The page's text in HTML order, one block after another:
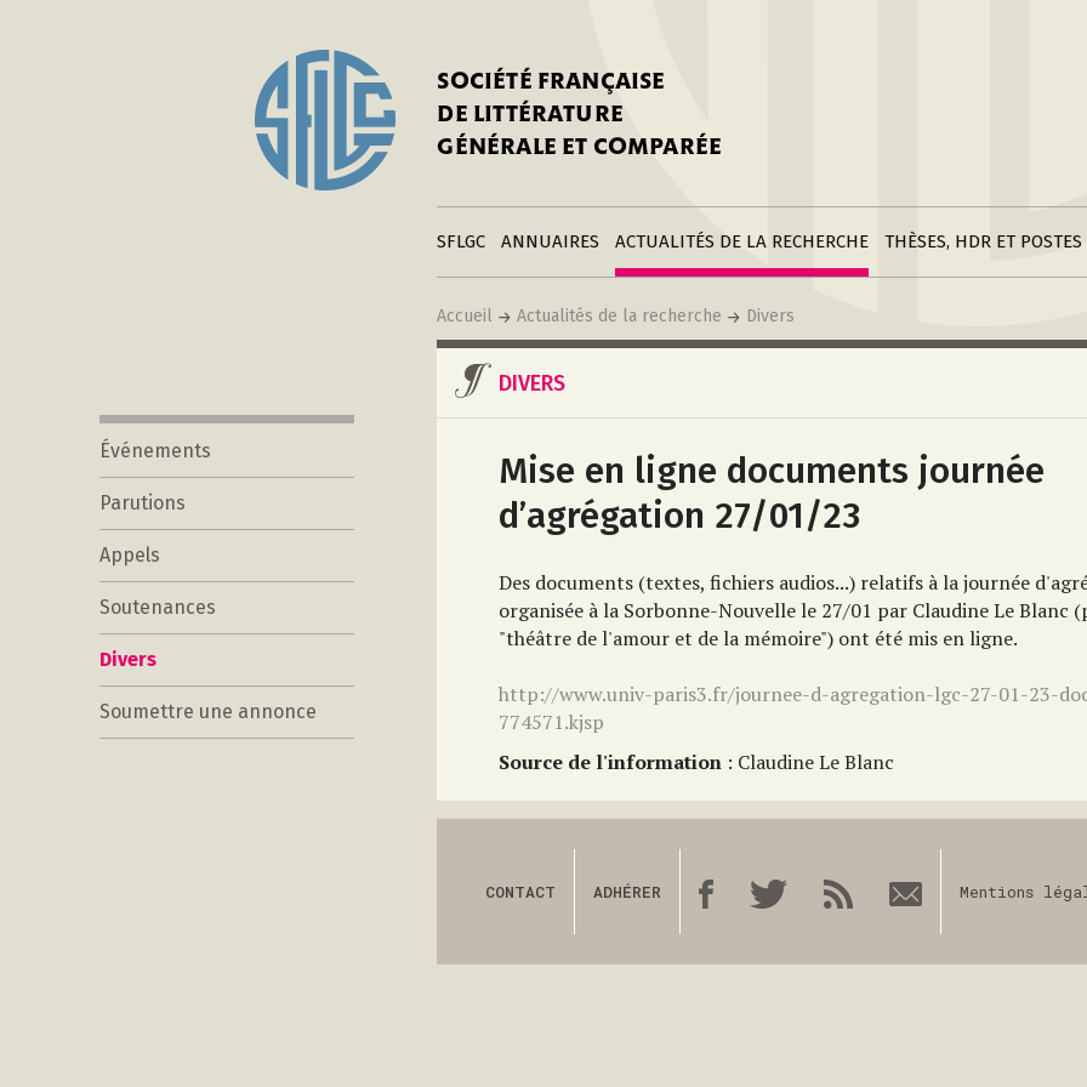
SOCIÉTÉ FRANÇAISE
DE LITTÉRATURE
GÉNÉRALE ET COMPARÉE
SFLGC
Adhérer à la SFLGC
Publier sur ce site
LiensANNUAIRES
Créer une fiche
annuaire
Modifier sa fiche
annuaire
Créer une fiche
institutionACTUALITÉS DE LA RECHERCHE
Divers
Soumettre une
annonce
THÈSES, HDR ET POSTES
Postes
Accueil Actualités de la recherche Divers
Événements
Parutions
Appels
Soutenances
Divers
Soumettre une annonce
DIVERS
Mise en ligne documents journée
d’agrégation 27/01/23
Des documents (textes, fichiers audios...) relatifs à la journée
organisée à la Sorbonne-Nouvelle le 27/01 par Claudine Le Blanc
"théâtre de l'amour et de la mémoire") ont été mis en ligne.
http://www.univ-paris3.fr/journee-d-agregation-lgc-27-01-23-
774571.kjsp
Source de l'information : Claudine Le Blanc
CONTACT ADHÉRER Mentions